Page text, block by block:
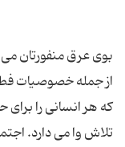
از جمله خصوصیات
که هر انسانی را
تلاش وا می دارد.